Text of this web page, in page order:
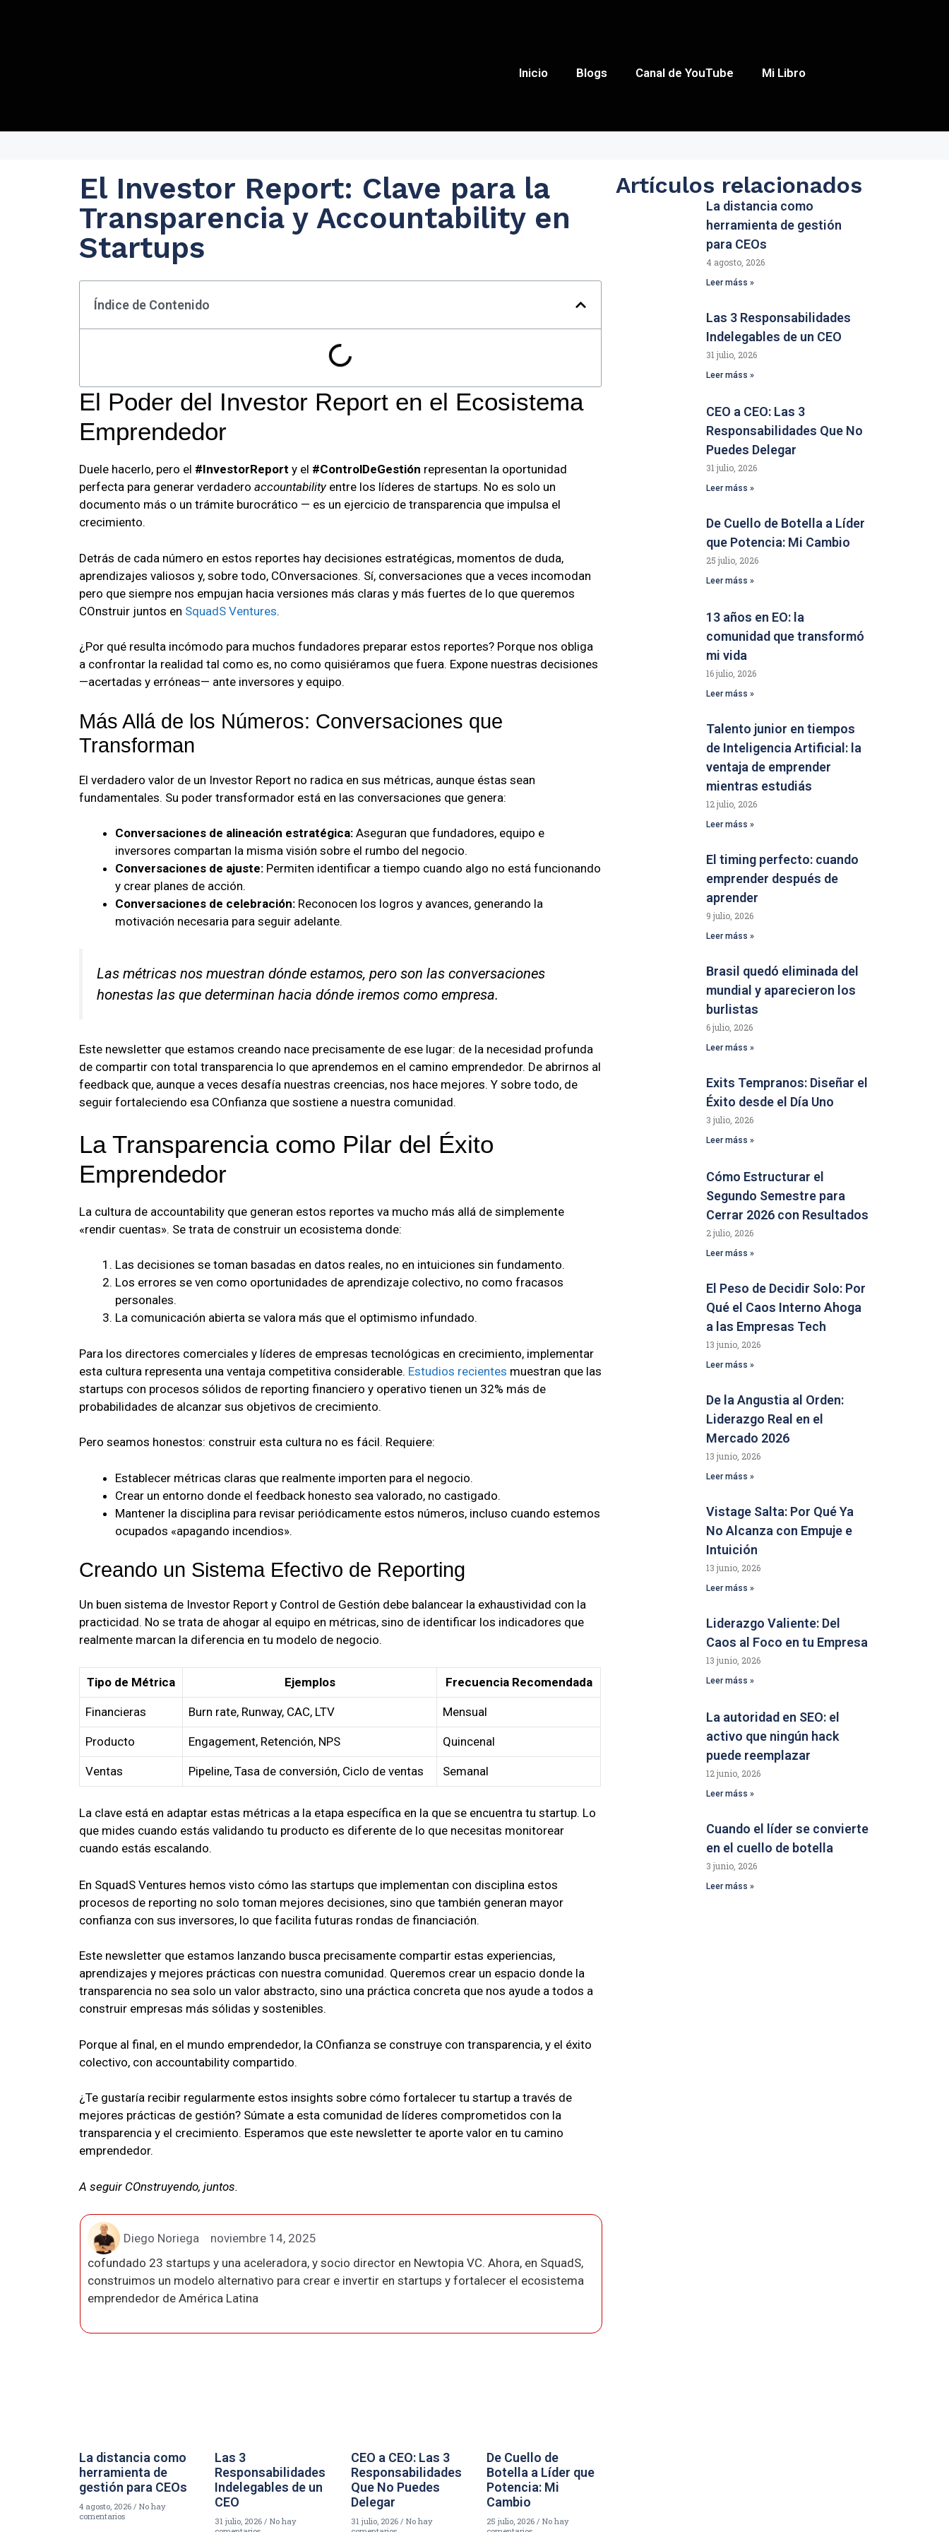
Inicio Blogs Canal de YouTube Mi Libro
El Investor Report: Clave para la
Transparencia y Accountability en
Startups
Índice de Contenido
El Poder del Investor Report en el Ecosistema
Emprendedor
Duele hacerlo, pero el #InvestorReport y el #ControlDeGestión representan la oportunidad
perfecta para generar verdadero accountabilityentre los líderes de startups. No es solo un
documento más o un trámite burocrático — es un ejercicio de transparencia que impulsa el
crecimiento.
Detrás de cada número en estos reportes hay decisiones estratégicas, momentos de duda,
aprendizajes valiosos y, sobre todo, COnversaciones. Sí, conversaciones que a veces incomodan
pero que siempre nos empujan hacia versiones más claras y más fuertes de lo que queremos
COnstruir juntos en SquadS Ventures.
¿Por qué resulta incómodo para muchos fundadores preparar estos reportes? Porque nos obliga
a confrontar la realidad tal como es, no como quisiéramos que fuera. Expone nuestras decisiones
—acertadas y erróneas— ante inversores y equipo.
Más Allá de los Números: Conversaciones que
Transforman
El verdadero valor de un Investor Report no radica en sus métricas, aunque éstas sean
fundamentales. Su poder transformador está en las conversaciones que genera:
Conversaciones de alineación estratégica: Aseguran que fundadores, equipo e
inversores compartan la misma visión sobre el rumbo del negocio.
Conversaciones de ajuste: Permiten identificar a tiempo cuando algo no está funcionando
y crear planes de acción.
Conversaciones de celebración: Reconocen los logros y avances, generando la
motivación necesaria para seguir adelante.
Las métricas nos muestran dónde estamos, pero son las conversaciones
honestas las que determinan hacia dónde iremos como empresa.
Este newsletter que estamos creando nace precisamente de ese lugar: de la necesidad profunda
de compartir con total transparencia lo que aprendemos en el camino emprendedor. De abrirnos al
feedback que, aunque a veces desafía nuestras creencias, nos hace mejores. Y sobre todo, de
seguir fortaleciendo esa COnfianza que sostiene a nuestra comunidad.
La Transparencia como Pilar del Éxito
Emprendedor
La cultura de accountability que generan estos reportes va mucho más allá de simplemente
«rendir cuentas». Se trata de construir un ecosistema donde:
Las decisiones se toman basadas en datos reales, no en intuiciones sin fundamento.
Los errores se ven como oportunidades de aprendizaje colectivo, no como fracasos
personales.
La comunicación abierta se valora más que el optimismo infundado.
Para los directores comerciales y líderes de empresas tecnológicas en crecimiento, implementar
esta cultura representa una ventaja competitiva considerable. Estudios recientes muestran que las
startups con procesos sólidos de reporting financiero y operativo tienen un 32% más de
probabilidades de alcanzar sus objetivos de crecimiento.
Pero seamos honestos: construir esta cultura no es fácil. Requiere:
Establecer métricas claras que realmente importen para el negocio.
Crear un entorno donde el feedback honesto sea valorado, no castigado.
Mantener la disciplina para revisar periódicamente estos números, incluso cuando estemos
ocupados «apagando incendios».
Creando un Sistema Efectivo de Reporting
Un buen sistema de Investor Report y Control de Gestión debe balancear la exhaustividad con la
practicidad. No se trata de ahogar al equipo en métricas, sino de identificar los indicadores que
realmente marcan la diferencia en tu modelo de negocio.
Tipo de Métrica Ejemplos Frecuencia Recomendada
Financieras Burn rate, Runway, CAC, LTV Mensual
Producto Engagement, Retención, NPS Quincenal
Ventas Pipeline, Tasa de conversión, Ciclo de ventas Semanal
La clave está en adaptar estas métricas a la etapa específica en la que se encuentra tu startup. Lo
que mides cuando estás validando tu producto es diferente de lo que necesitas monitorear
cuando estás escalando.
En SquadS Ventures hemos visto cómo las startups que implementan con disciplina estos
procesos de reporting no solo toman mejores decisiones, sino que también generan mayor
confianza con sus inversores, lo que facilita futuras rondas de financiación.
Este newsletter que estamos lanzando busca precisamente compartir estas experiencias,
aprendizajes y mejores prácticas con nuestra comunidad. Queremos crear un espacio donde la
transparencia no sea solo un valor abstracto, sino una práctica concreta que nos ayude a todos a
construir empresas más sólidas y sostenibles.
Porque al final, en el mundo emprendedor, la COnfianza se construye con transparencia, y el éxito
colectivo, con accountability compartido.
¿Te gustaría recibir regularmente estos insights sobre cómo fortalecer tu startup a través de
mejores prácticas de gestión? Súmate a esta comunidad de líderes comprometidos con la
transparencia y el crecimiento. Esperamos que este newsletter te aporte valor en tu camino
emprendedor.
A seguir COnstruyendo, juntos.
Diego Noriega
noviembre 14, 2025
cofundado 23 startups y una aceleradora, y socio director en Newtopia VC. Ahora, en SquadS,
construimos un modelo alternativo para crear e invertir en startups y fortalecer el ecosistema
emprendedor de América Latina
La distancia como
herramienta de
gestión para CEOs
4 agosto, 2026
No hay
comentarios
Las 3
Responsabilidades
Indelegables de un
CEO
31 julio, 2026 No hay
CEO a CEO: Las 3
Responsabilidades
Que No Puedes
Delegar
31 julio, 2026
No hay
De Cuello de
Botella a Líder que
Potencia: Mi
Cambio
25 julio, 2026 No hay
Artículos relacionados
La distancia como
herramienta de gestión
para CEOs
4 agosto, 2026
Leer máss »
Las 3 Responsabilidades
Indelegables de un CEO
31 julio, 2026
Leer máss »
CEO a CEO: Las 3
Responsabilidades Que No
Puedes Delegar
31 julio, 2026
Leer máss »
De Cuello de Botella a Líder
que Potencia: Mi Cambio
25 julio, 2026
Leer máss »
13 años en EO: la
comunidad que transformó
mi vida
16 julio, 2026
Leer máss »
Talento junior en tiempos
de Inteligencia Artificial: la
ventaja de emprender
mientras estudiás
12 julio, 2026
Leer máss »
El timing perfecto: cuando
emprender después de
aprender
9 julio, 2026
Leer máss »
Brasil quedó eliminada del
mundial y aparecieron los
burlistas
6 julio, 2026
Leer máss »
Exits Tempranos: Diseñar el
Éxito desde el Día Uno
3 julio, 2026
Leer máss »
Cómo Estructurar el
Segundo Semestre para
Cerrar 2026 con Resultados
2 julio, 2026
Leer máss »
El Peso de Decidir Solo: Por
Qué el Caos Interno Ahoga
a las Empresas Tech
13 junio, 2026
Leer máss »
De la Angustia al Orden:
Liderazgo Real en el
Mercado 2026
13 junio, 2026
Leer máss »
Vistage Salta: Por Qué Ya
No Alcanza con Empuje e
Intuición
13 junio, 2026
Leer máss »
Liderazgo Valiente: Del
Caos al Foco en tu Empresa
13 junio, 2026
Leer máss »
La autoridad en SEO: el
activo que ningún hack
puede reemplazar
12 junio, 2026
Leer máss »
Cuando el líder se convierte
en el cuello de botella
3 junio, 2026
Leer máss »